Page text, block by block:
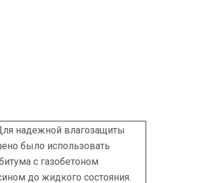
надежной влагозащиты
было использовать
с газобетоном
до жидкого состояния.